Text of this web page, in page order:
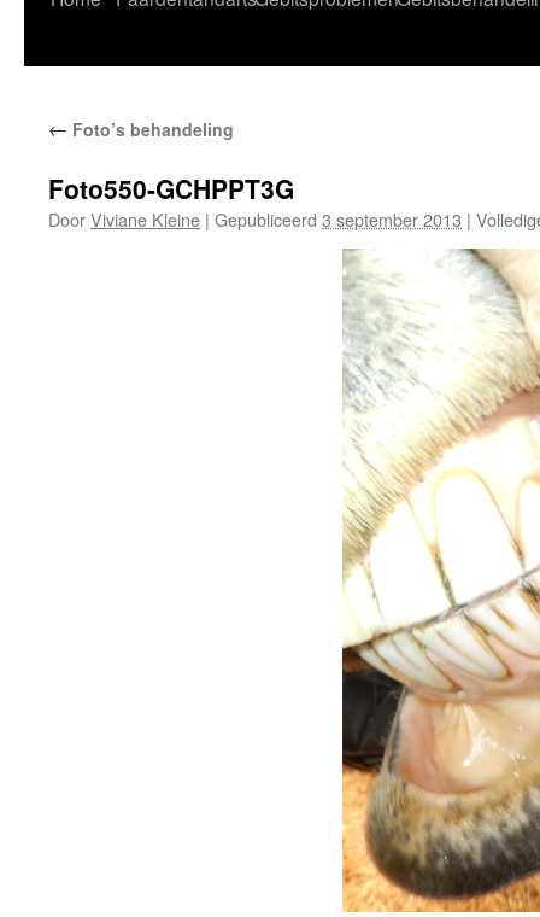
inhoud
← Foto’s behandeling
Foto550-GCHPPT3G
DoorViviane Kleine | Gepubliceerd 3 september 2013 |